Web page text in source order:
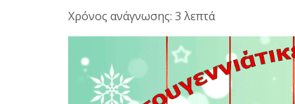
Χρόνος ανάγνωσης: 3 λεπτά